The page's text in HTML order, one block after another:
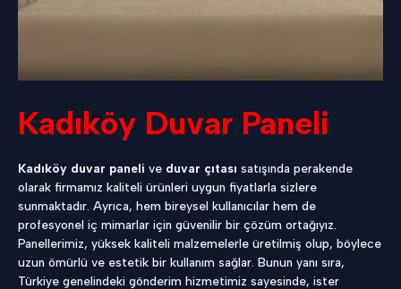
Kadıköy Duvar Paneli
Kadıköy duvar paneli ve duvar çıtası satışında perakende
olarak firmamız kaliteli ürünleri uygun fiyatlarla sizlere
sunmaktadır. Ayrıca, hem bireysel kullanıcılar hem de
profesyonel iç mimarlar için güvenilir bir çözüm ortağıyız.
Panellerimiz, yüksek kaliteli malzemelerle üretilmiş olup, böylece
uzun ömürlü ve estetik bir kullanım sağlar. Bunun yanı sıra,
Türkiye genelindeki gönderim hizmetimiz sayesinde, ister